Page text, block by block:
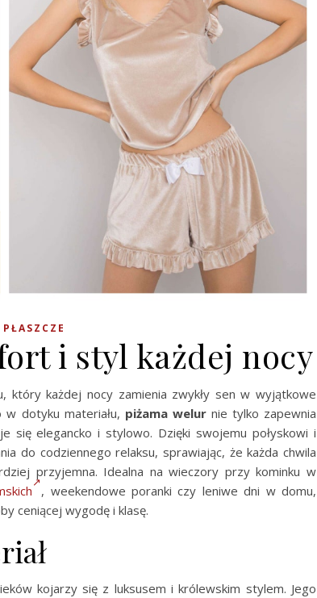
i styl każdej nocy
który każdej nocy zamienia zwykły sen w wyjątkowe
w dotyku materiału, piżama welurnie tylko zapewnia
się elegancko i stylowo. Dzięki swojemu połyskowi i
do codziennego relaksu, sprawiając, że każda chwila
przyjemna. Idealna na wieczory przy kominku w
, weekendowe poranki czy leniwe dni w domu,
ceniącej wygodę i klasę.
kojarzy się z luksusem i królewskim stylem. Jego